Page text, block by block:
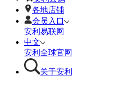
各地店铺
会员入口
安利易联网
中文
安利全球官网
关于安利